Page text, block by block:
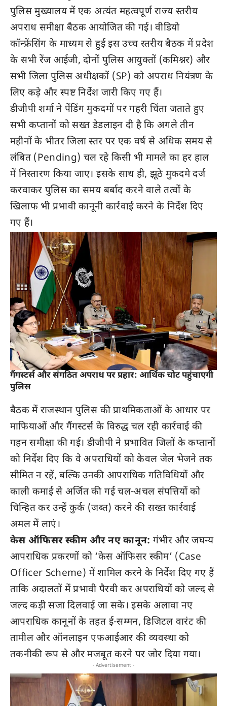
पुलिस मुख्यालय में एक अत्यंत महत्वपूर्ण राज्य स्तरीय
अपराध समीक्षा बैठक आयोजित की गई। वीडियो
कॉन्फ्रेंसिंग के माध्यम से हुई इस उच्च स्तरीय बैठक में प्रदेश
के सभी रेंज आईजी, दोनों पुलिस आयुक्तों (कमिश्नर) और
सभी जिला पुलिस अधीक्षकों (SP) को अपराध नियंत्रण के
लिए कड़े और स्पष्ट निर्देश जारी किए गए हैं।
डीजीपी शर्मा ने पेंडिंग मुकदमों पर गहरी चिंता जताते हुए
सभी कप्तानों को सख्त डेडलाइन दी है कि अगले तीन
महीनों के भीतर जिला स्तर पर एक वर्ष से अधिक समय से
लंबित (Pending) चल रहे किसी भी मामले का हर हाल
में निस्तारण किया जाए। इसके साथ ही, झूठे मुकदमे दर्ज
करवाकर पुलिस का समय बर्बाद करने वाले तत्वों के
खिलाफ भी प्रभावी कानूनी कार्रवाई करने के निर्देश दिए
गए हैं।
गैंगस्टर्स और संगठित अपराध पर प्रहार: आर्थिक चोट पहुंचाएगी
पुलिस
बैठक में राजस्थान पुलिस की प्राथमिकताओं के आधार पर
माफियाओं और गैंगस्टर्स के विरुद्ध चल रही कार्रवाई की
गहन समीक्षा की गई। डीजीपी ने प्रभावित जिलों के कप्तानों
को निर्देश दिए कि वे अपराधियों को केवल जेल भेजने तक
सीमित न रहें, बल्कि उनकी आपराधिक गतिविधियों और
काली कमाई से अर्जित की गई चल-अचल संपत्तियों को
चिन्हित कर उन्हें कुर्क (जब्त) करने की सख्त कार्रवाई
अमल में लाएं।
केस ऑफिसर स्कीम और नए कानून: गंभीर और जघन्य
आपराधिक प्रकरणों को ‘केस ऑफिसर स्कीम’ (Case
Officer Scheme) में शामिल करने के निर्देश दिए गए हैं
ताकि अदालतों में प्रभावी पैरवी कर अपराधियों को जल्द से
जल्द कड़ी सजा दिलवाई जा सके। इसके अलावा नए
आपराधिक कानूनों के तहत ई-सम्मन, डिजिटल वारंट की
तामील और ऑनलाइन एफआईआर की व्यवस्था को
तकनीकी रूप से और मजबूत करने पर जोर दिया गया।
- Advertisement -